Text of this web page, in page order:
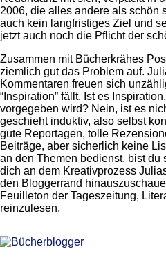
2006, die alles andere als schön
auch kein langfristiges Ziel und
jetzt auch noch die Pflicht der
Zusammen mit Bücherkrähes
ziemlich gut das Problem auf.
Kommentaren freuen sich
“Inspiration” fällt. Ist es
vorgegeben wird? Nein, ist es
geschieht induktiv, also selbst
gute Reportagen, tolle
Beiträge, aber sicherlich keine
an den Themen bedienst, bist du
dich an dem Kreativprozess
den Bloggerrand
Feuilleton der Tageszeitung,
reinzulesen.